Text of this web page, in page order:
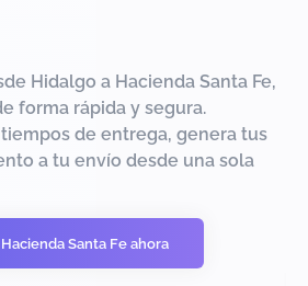
Hidalgo a Hacienda Santa Fe,
forma rápida y segura.
de entrega, genera tus
a tu envío desde una sola
Santa Fe ahora